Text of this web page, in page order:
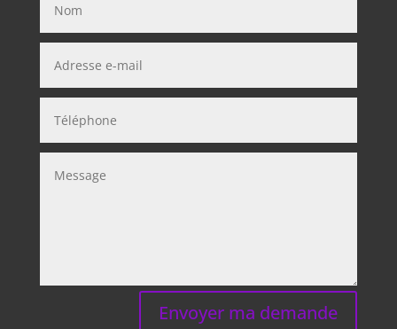
Envoyer ma demande